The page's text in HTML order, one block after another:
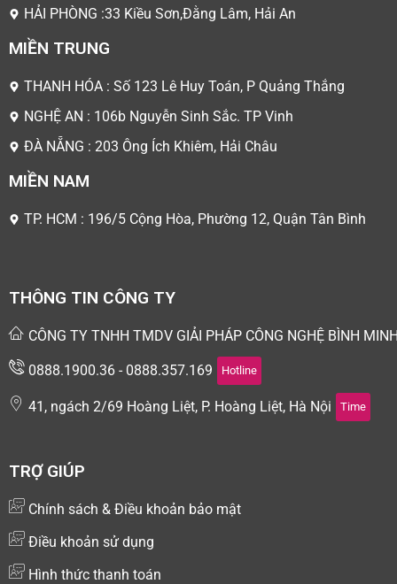
HẢI PHÒNG :33 Kiều Sơn,Đằng Lâm, Hải An
MIỀN TRUNG
THANH HÓA : Số 123 Lê Huy Toán, P Quảng Thắng
NGHỆ AN : 106b Nguyễn Sinh Sắc. TP Vinh
ĐÀ NẴNG : 203 Ông Ích Khiêm, Hải Châu
MIỀN NAM
TP. HCM : 196/5 Cộng Hòa, Phường 12, Quận Tân Bình
THÔNG TIN CÔNG TY
CÔNG TY TNHH TMDV GIẢI PHÁP CÔNG NGHỆ BÌNH
0888.1900.36 - 0888.357.169 Hotline
41, ngách 2/69 Hoàng Liệt, P. Hoàng Liệt, Hà Nội Time
TRỢ GIÚP
Chính sách & Điều khoản bảo mật
Điều khoản sử dụng
Hình thức thanh toán